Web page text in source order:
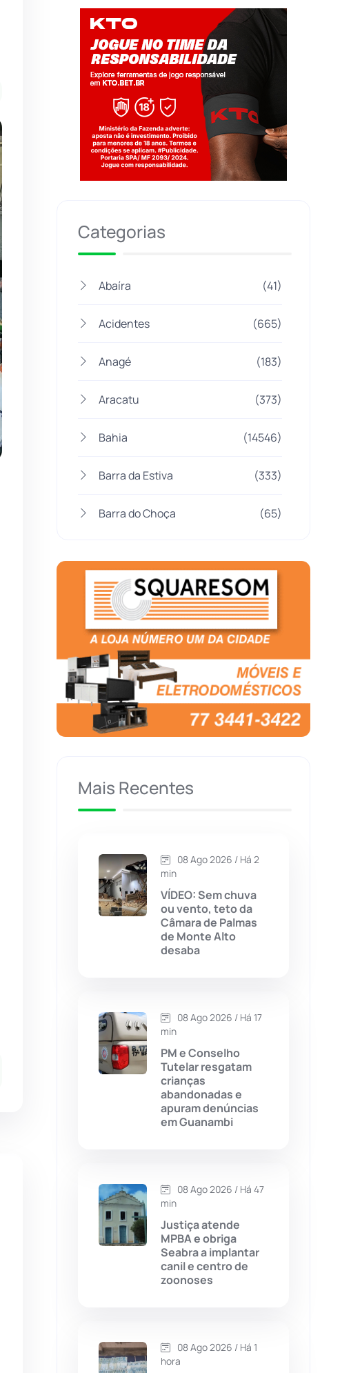
Categorias
Abaíra (41)
Acidentes (665)
Anagé (183)
Aracatu (373)
Bahia (14546)
Barra da Estiva (333)
Barra do Choça (65)
Bom Jesus da Lapa (509)
Boquira (152)
Botuporã (72)
Brasil (7680)
Brumado (31961)
Caculé
Caetité (1504)
Candiba (157)
Cândido Sales
Caturama
Chapada Diamantina
Cordeiros (49)
Dom Basílio
Érico Cardoso
Mais Recentes
08 Ago 2026 / Há 2
min
VÍDEO: Sem chuva
ou vento, teto da
Câmara de Palmas
de Monte Alto
desaba
08 Ago 2026 / Há 17
min
PM e Conselho
Tutelar resgatam
crianças
abandonadas e
apuram denúncias
em Guanambi
08 Ago 2026 / Há 47
min
Justiça atende
MPBA e obriga
Seabra a implantar
canil e centro de
zoonoses
08 Ago 2026 / Há 1
hora